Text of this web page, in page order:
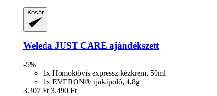
Kosár
Weleda JUST CARE ajándékszett
-5%
1x Homoktövis expressz kézkrém, 50ml
1x EVERON® ajakápoló, 4,8g
3.307 Ft 3.490 Ft